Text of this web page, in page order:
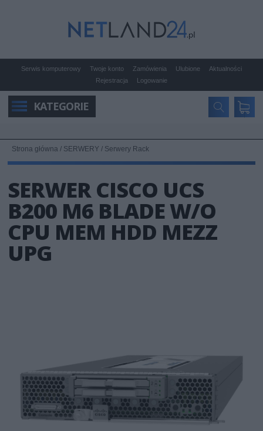
Serwis komputerowy Twoje konto Zamówienia Ulubione
Aktualności
Rejestracja
Logowanie
KATEGORIE
Strona główna / SERWERY / Serwery Rack
SERWER CISCO UCS
B200 M6 BLADE W/O
CPU MEM HDD MEZZ
UPG